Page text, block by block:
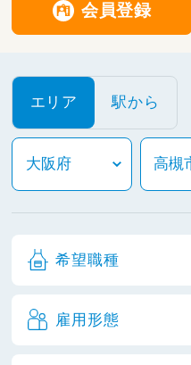
会員登録
エリア 駅から
希望職種
雇用形態